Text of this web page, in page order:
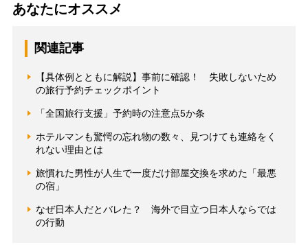
あなたにオススメ
関連記事
【具体例とともに解説】事前に確認！ 失敗しないため
の旅行予約チェックポイント
「全国旅行支援」予約時の注意点5か条
ホテルマンも驚愕の忘れ物の数々、見つけても連絡をく
れない理由とは
旅慣れた男性が人生で一度だけ部屋交換を求めた「最悪
の宿」
なぜ日本人だとバレた？ 海外で目立つ日本人ならでは
の行動